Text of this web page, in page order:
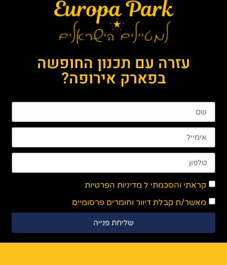
עזרה עם תכנון החופשה
בפארק אירופה?
קראתי והסכמתי ל מדיניות הפרטיות
מאשר/ת קבלת דיוור וחומרים פרסומיים
שליחת פנייה